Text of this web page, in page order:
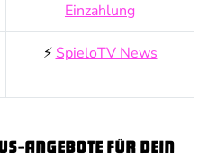
Einzahlung
⚡ SpieloTV News
Angebote für dein